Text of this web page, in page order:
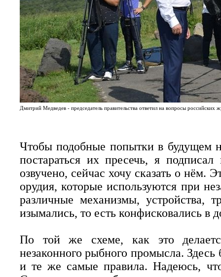
Дмитрий Медведев - председатель правительства ответил на вопросы российских
Чтобы подобные попытки в будущем
постараться их пресечь, я
озвучено, сейчас хочу сказать о нём.
орудия, которые используются при
различные механизмы, устройства,
изымались, то есть конфисковались в
По той же схеме, как это
незаконного рыбного промысла.
и те же самые правила. Надеюсь,